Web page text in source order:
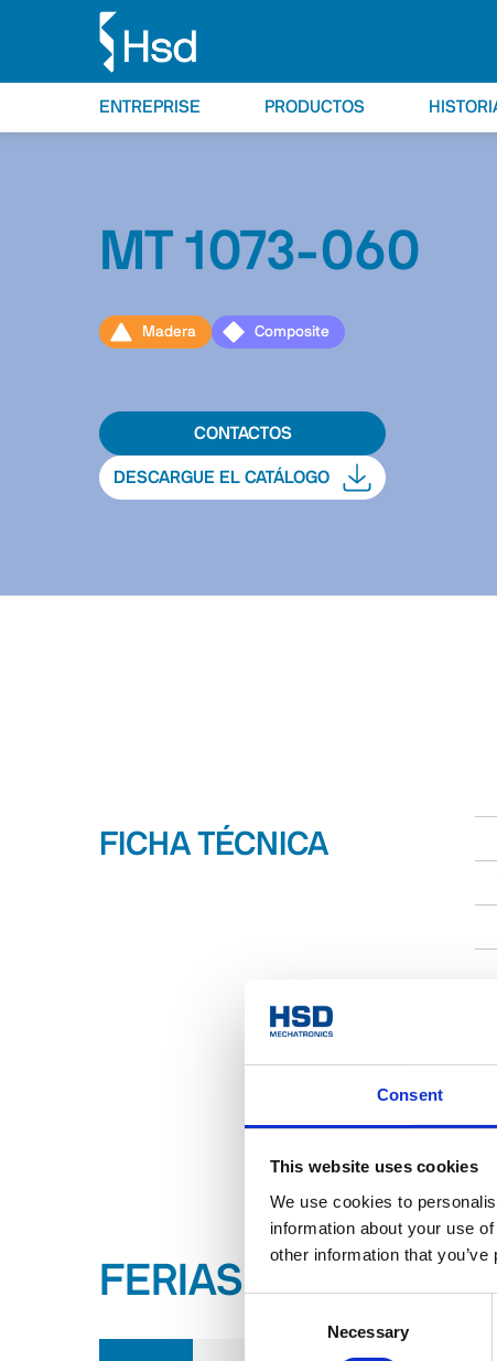
Consent
This website uses cookies
We use cookies to
information about your use
other information that
Necessary
ENTREPRISE PRODUCTOS
MT 1073-060
Madera Composite
CONTACTOS
DESCARGUE EL CATÁLOGO
FICHA TÉCNICA
FERIAS Y EVENTOS